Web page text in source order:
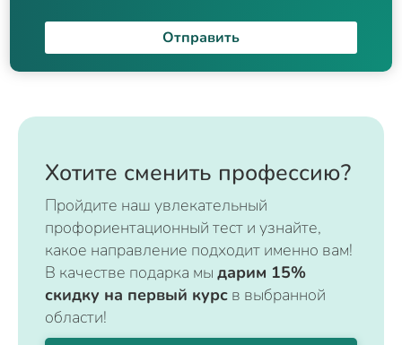
Отправить
Хотите сменить профессию?
Пройдите наш увлекательный
профориентационный тест и узнайте,
какое направление подходит именно вам!
В качестве подарка мы дарим 15%
скидку на первый курс в выбранной
области!